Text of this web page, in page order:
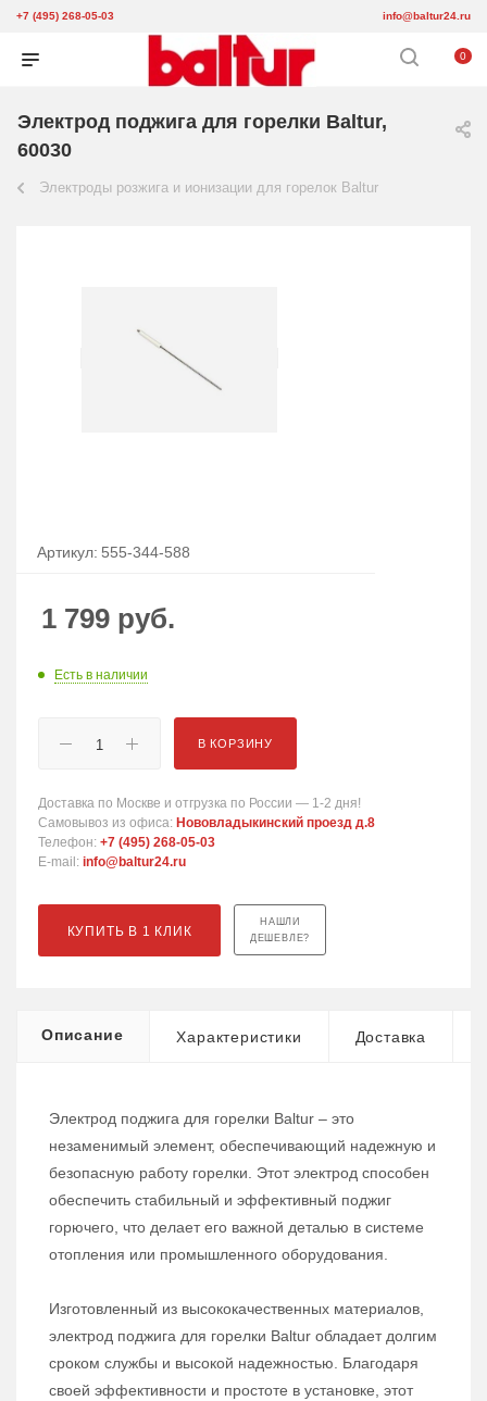
+7 (495) 268-05-03 info@baltur24.ru
0
Электрод поджига для горелки Baltur,
60030
Электроды розжига и ионизации для горелок Baltur
Артикул: 555-344-588
1 799 руб.
Есть в наличии
В КОРЗИНУ
Доставка по Москве и отгрузка по России — 1-2 дня!
Самовывоз из офиса: Нововладыкинский проезд д.8
Телефон: +7 (495) 268-05-03
E-mail: info@baltur24.ru
КУПИТЬ В 1 КЛИК
НАШЛИ
ДЕШЕВЛЕ?
Описание Характеристики Доставка
Электрод поджига для горелки Baltur – это
незаменимый элемент, обеспечивающий надежную и
безопасную работу горелки. Этот электрод способен
обеспечить стабильный и эффективный поджиг
горючего, что делает его важной деталью в системе
отопления или промышленного оборудования.
Изготовленный из высококачественных материалов,
электрод поджига для горелки Baltur обладает долгим
сроком службы и высокой надежностью. Благодаря
своей эффективности и простоте в установке, этот